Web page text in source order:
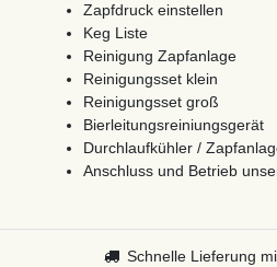
Zapfdruck einstellen
Keg Liste
Reinigung Zapfanlage
Reinigungsset klein
Reinigungsset groß
Bierleitungsreiniungsgerät
Durchlaufkühler /
Anschluss und Betrieb
Schnelle Lieferung